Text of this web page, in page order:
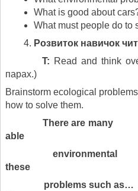
What is good about
What must people do to
Розвиток навичок
T: Read and think
парах.)
Brainstorm ecological
how to solve them.
There are
able
these
problems